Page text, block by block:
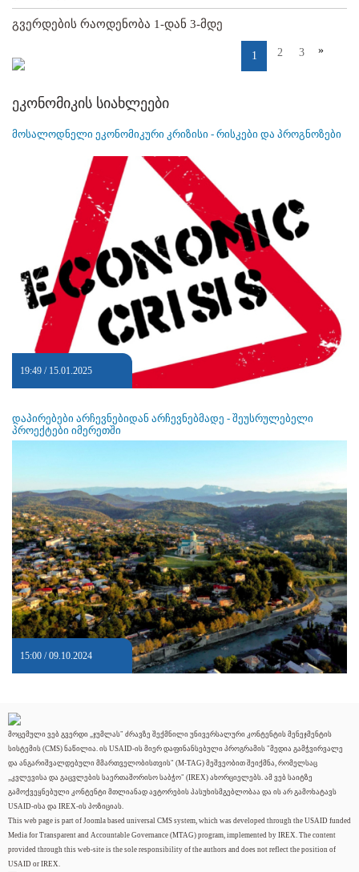
1 2 3 »
გვერდების რაოდენობა 1-დან 3-მდე
ეკონომიკის სიახლეები
მოსალოდნელი ეკონომიკური კრიზისი - რისკები და პროგნოზები
19:49 / 15.01.2025
დაპირებები არჩევნებიდან არჩევნებმადე - შეუსრულებელი
პროექტები იმერეთში
15:00 / 09.10.2024
მოცემული ვებ გვერდი „ჯუმლას" ძრავზე შექმნილი უნივერსალური კონტენტის მენეჯმენტის
სისტემის (CMS) ნაწილია. ის USAID-ის მიერ დაფინანსებული პროგრამის "მედია გამჭვირვალე
და ანგარიშვალდებული მმართველობისთვის" (M-TAG) მეშვეობით შეიქმნა, რომელსაც
„კვლევისა და გაცვლების საერთაშორისო საბჭო" (IREX) ახორციელებს. ამ ვებ საიტზე
გამოქვეყნებული კონტენტი მთლიანად ავტორების პასუხისმგებლობაა და ის არ გამოხატავს
USAID-ისა და IREX-ის პოზიციას.
This web page is part of Joomla based universal CMS system, which was developed through the USAID funded
Media for Transparent and Accountable Governance (MTAG) program, implemented by IREX. The content
provided through this web-site is the sole responsibility of the authors and does not reflect the position of
USAID or IREX.